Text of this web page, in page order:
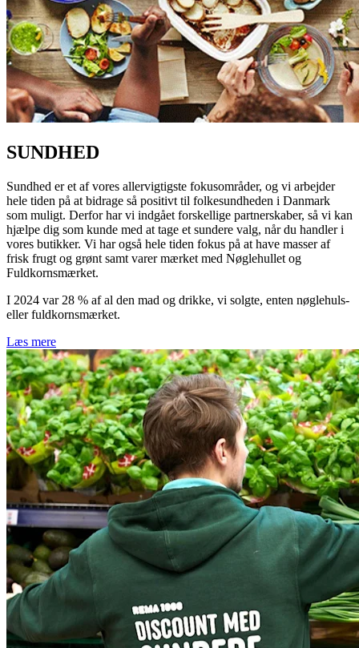
SUNDHED
Sundhed er et af vores allervigtigste fokusområder, og vi arbejder
hele tiden på at bidrage så positivt til folkesundheden i Danmark
som muligt. Derfor har vi indgået forskellige partnerskaber, så vi kan
hjælpe dig som kunde med at tage et sundere valg, når du handler i
vores butikker. Vi har også hele tiden fokus på at have masser af
frisk frugt og grønt samt varer mærket med Nøglehullet og
Fuldkornsmærket.
I 2024 var 28 % af al den mad og drikke, vi solgte, enten nøglehuls-
eller fuldkornsmærket.
Læs mere